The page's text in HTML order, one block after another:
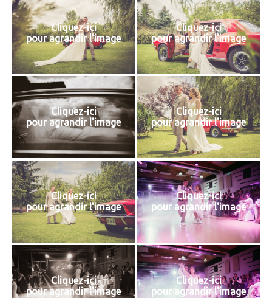
Cliquez-ici
pour agrandir l'image
Cliquez-ici
pour agrandir l'image
Cliquez-ici
pour agrandir l'image
Cliquez-ici
pour agrandir l'image
Cliquez-ici
pour agrandir l'image
Cliquez-ici
pour agrandir l'image
Cliquez-ici
pour agrandir l'image
Cliquez-ici
pour agrandir l'image